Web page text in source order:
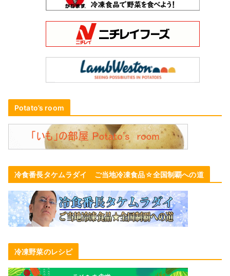
Potato’s room
冷食番長タケムラダイ ご当地冷凍食品☆全国制覇への道
冷凍野菜のレシピ